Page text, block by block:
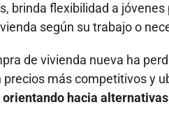
brinda flexibilidad a
según su trabajo o
de vivienda nueva ha
precios más competitivos y
hacia